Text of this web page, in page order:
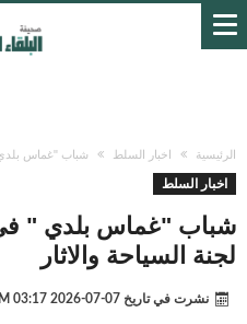
الرئيسية اخبار السلط شباب "غماس بلدي
اخبار السلط
شباب "غماس بلدي "
لجنة السياحة والاثار
نشرت في تاريخ 07-07-2026 03:17 PM